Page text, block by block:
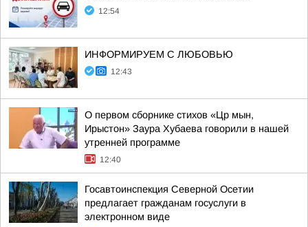
12:54
ИНФОРМИРУЕМ С ЛЮБОВЬЮ
12:43
О первом сборнике стихов «Цр мын,
Ирыстон» Заура Хубаева говорили в нашей
утренней программе
12:40
Госавтоинспекция Северной Осетии
предлагает гражданам госуслуги в
электронном виде